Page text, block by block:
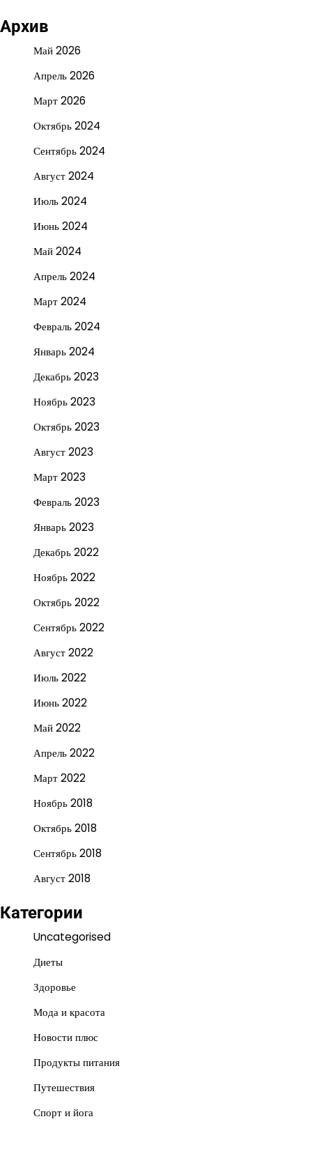
Архив
Май 2026
Апрель 2026
Март 2026
Октябрь 2024
Сентябрь 2024
Август 2024
Июль 2024
Июнь 2024
Май 2024
Апрель 2024
Март 2024
Февраль 2024
Январь 2024
Декабрь 2023
Ноябрь 2023
Октябрь 2023
Август 2023
Март 2023
Февраль 2023
Январь 2023
Декабрь 2022
Ноябрь 2022
Октябрь 2022
Сентябрь 2022
Август 2022
Июль 2022
Июнь 2022
Май 2022
Апрель 2022
Март 2022
Ноябрь 2018
Октябрь 2018
Сентябрь 2018
Август 2018
Категории
Uncategorised
Диеты
Здоровье
Мода и красота
Новости плюс
Продукты питания
Путешествия
Спорт и йога